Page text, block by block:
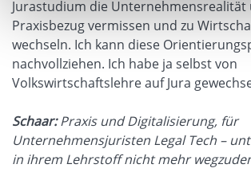
Jurastudium die Unternehmensrealität
Praxisbezug vermissen und zu
wechseln. Ich kann diese
nachvollziehen. Ich habe ja selbst von
Volkswirtschaftslehre auf Jura
Schaar:Praxis und Digitalisierung, für
Unternehmensjuristen Legal Tech –
in ihrem Lehrstoff nicht mehr